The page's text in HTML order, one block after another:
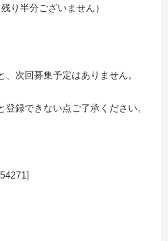
り半分ございません）
、次回募集予定はありません。
登録できない点ご了承ください。